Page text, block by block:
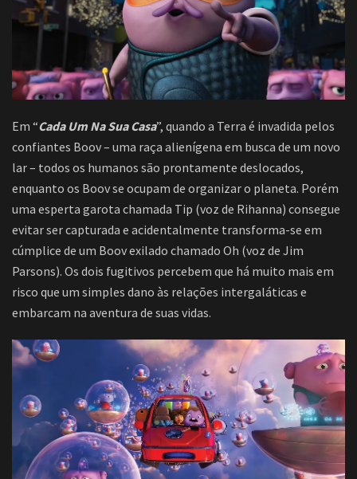
Em “Cada Um Na Sua Casa”, quando a Terra é invadida pelos
confiantes Boov – uma raça alienígena em busca de um novo
lar – todos os humanos são prontamente deslocados,
enquanto os Boov se ocupam de organizar o planeta. Porém
uma esperta garota chamada Tip (voz de Rihanna) consegue
evitar ser capturada e acidentalmente transforma-se em
cúmplice de um Boov exilado chamado Oh (voz de Jim
Parsons). Os dois fugitivos percebem que há muito mais em
risco que um simples dano às relações intergaláticas e
embarcam na aventura de suas vidas.